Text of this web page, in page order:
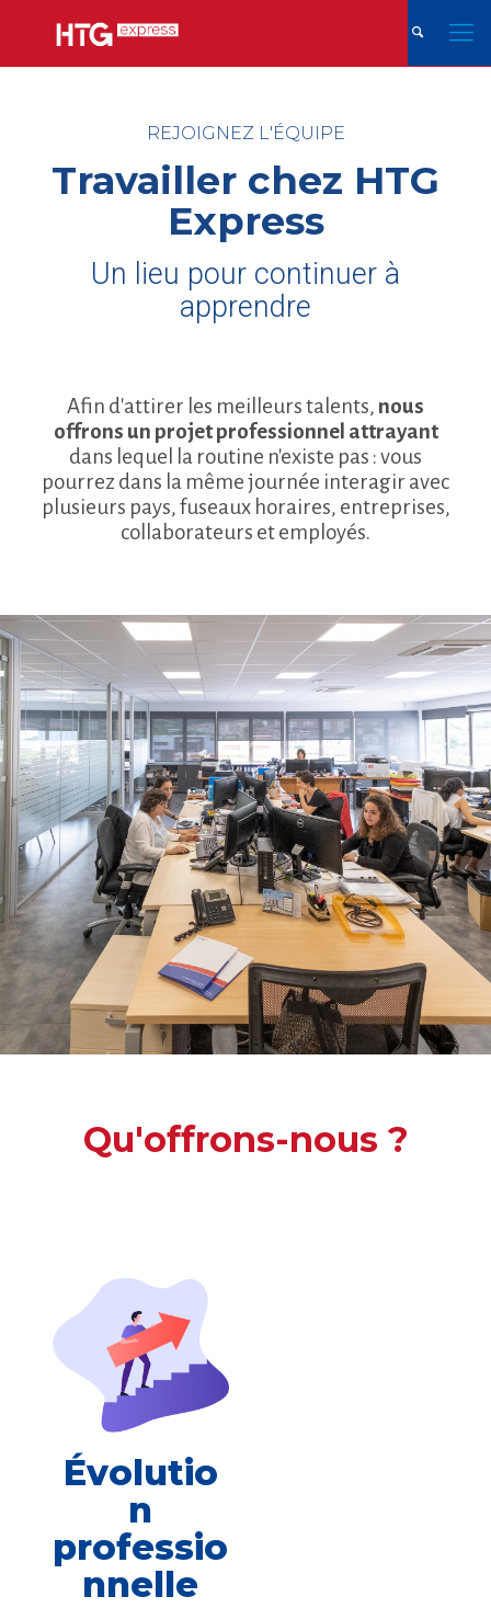
REJOIGNEZ L'ÉQUIPE
Travailler chez HTG
Express
Un lieu pour continuer à
apprendre
Afin d'attirer les meilleurs talents, nous
offrons un projet professionnel attrayant
dans lequel la routine n'existe pas : vous
pourrez dans la même journée interagir avec
plusieurs pays, fuseaux horaires, entreprises,
collaborateurs et employés.
Qu'offrons-nous ?
Évolutio
n
professio
nnelle